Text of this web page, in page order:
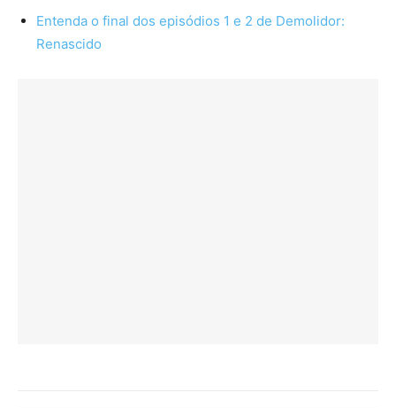
Entenda o final dos episódios 1 e 2 de Demolidor:
Renascido